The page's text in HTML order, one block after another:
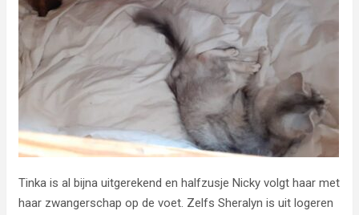
Tinka is al bijna uitgerekend en halfzusje Nicky volgt haar met
haar zwangerschap op de voet. Zelfs Sheralyn is uit logeren